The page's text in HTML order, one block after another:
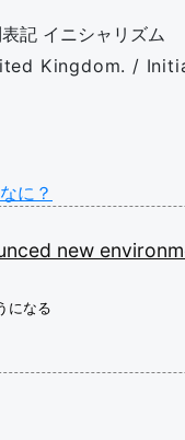
記 イニシャリズム
Kingdom. /
に？
new
になる